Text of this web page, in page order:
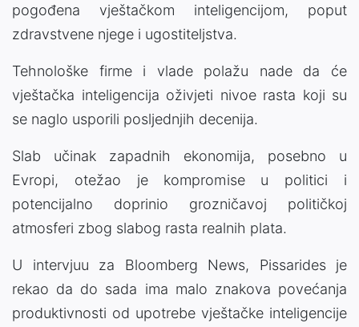
pogođena vještačkom inteligencijom, poput
zdravstvene njege i ugostiteljstva.
Tehnološke firme i vlade polažu nade da će
vještačka inteligencija oživjeti nivoe rasta koji su
se naglo usporili posljednjih decenija.
Slab učinak zapadnih ekonomija, posebno u
Evropi, otežao je kompromise u politici i
potencijalno doprinio grozničavoj političkoj
atmosferi zbog slabog rasta realnih plata.
U intervjuu za Bloomberg News, Pissarides je
rekao da do sada ima malo znakova povećanja
produktivnosti od upotrebe vještačke inteligencije